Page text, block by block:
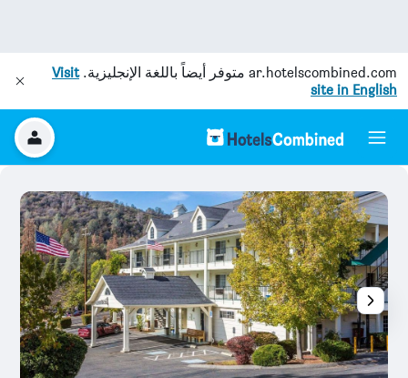
ar.hotelscombined.com متوفر أيضاً باللغة الإنجليزية.Visit
site in English